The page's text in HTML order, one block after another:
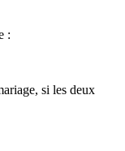
:
si les deux